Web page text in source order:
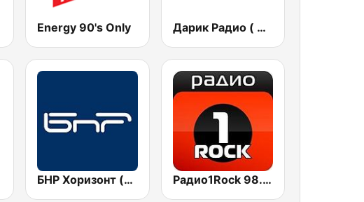
Energy 90's Only Дарик Радио ( Darik Radio )
БНР Хоризонт (BNR Horizont) Радио1Rock 98.3 FM ( Radio 1 Rock )